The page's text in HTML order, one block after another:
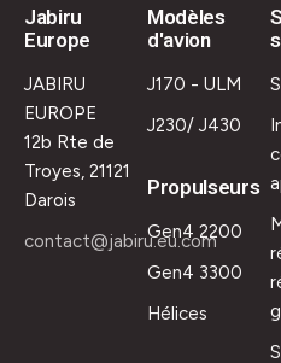
Jabiru
Europe
JABIRU
EUROPE
12b Rte de
Troyes, 21121
Darois
contact@jabiru.eu.com
Modèles
d'avion
J170 - ULM
J230/ J430
Propulseurs
Gen4 2200
Gen4 3300
Hélices